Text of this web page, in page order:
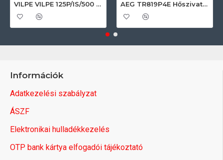
VILPE VILPE 125P/IS/500 FLOW tetőszellőző, fekete Szellőztető ventilátor tartozékok AEG TR819P4E Hőszivattyús szárítógép
Információk
Adatkezelési szabályzat
ÁSZF
Elektronikai hulladékkezelés
OTP bank kártya elfogadói tájékoztató